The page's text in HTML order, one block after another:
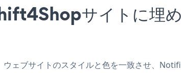
サイトに埋め
ェブサイトのスタイルと色を一致させ、